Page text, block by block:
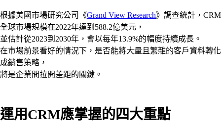
根據美國市場研究公司《Grand View Research》調查統計，CRM
全球市場規模在2022年達到588.2億美元，
並估計從2023到2030年，會以每年13.9%的幅度持續成長。
在市場前景看好的情況下，是否能將大量且繁雜的客戶資料轉化
成銷售策略，
將是企業間拉開差距的關鍵。
運用CRM應掌握的四大重點